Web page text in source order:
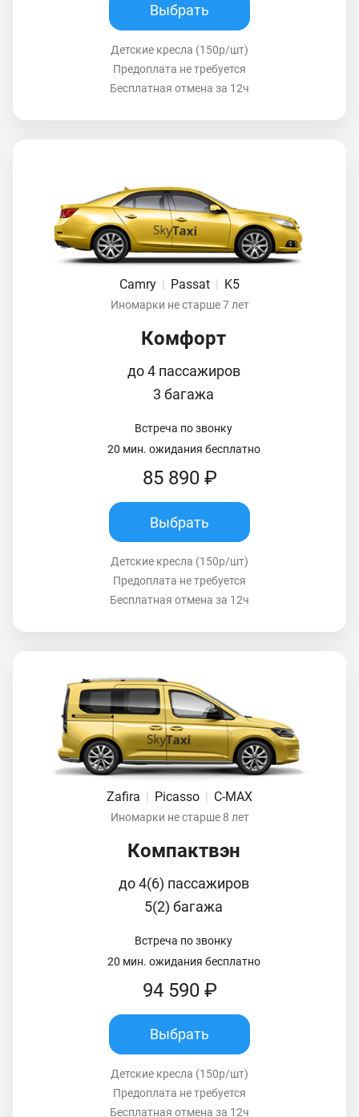
Выбрать
Детские кресла (150р/шт)
Предоплата не требуется
Бесплатная отмена за 12ч
Camry Passat K5
Иномарки не старше 7 лет
Комфорт
до 4 пассажиров
3 багажа
Встреча по звонку
20 мин. ожидания бесплатно
85 890 ₽
Выбрать
Детские кресла (150р/шт)
Предоплата не требуется
Бесплатная отмена за 12ч
Zafira | Picasso | C-MAX
Иномарки не старше 8 лет
Компактвэн
до 4(6) пассажиров
5(2) багажа
Встреча по звонку
20 мин. ожидания бесплатно
94 590 ₽
Выбрать
Детские кресла (150р/шт)
Предоплата не требуется
Бесплатная отмена за 12ч